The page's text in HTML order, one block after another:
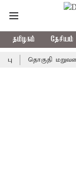
தமிழகம் தேசியம்
தொகுதி